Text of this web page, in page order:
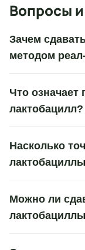
Вопросы
Зачем
методом
Что
лактобацилл?
Насколько
Можно ли